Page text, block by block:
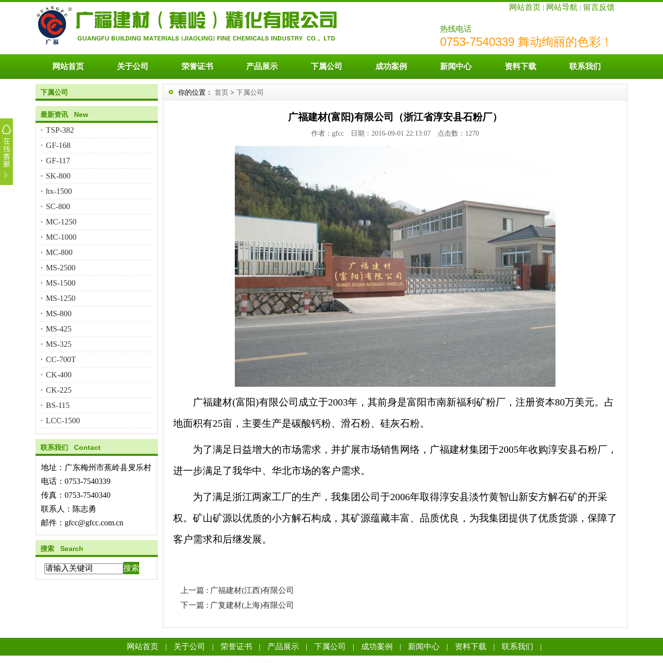
网站首页| 网站导航 | 留言反馈
热线电话
0753-7540339 舞动绚丽的色彩！
网站首页 关于公司 荣誉证书 产品展示 下属公司 成功案例 新闻中心 资料下载 联系我们
下属公司
最新资讯 New
TSP-382
GF-168
GF-117
SK-800
hx-1500
SC-800
MC-1250
MC-1000
MC-800
MS-2500
MS-1500
MS-1250
MS-800
MS-425
MS-325
CC-700T
CK-400
CK-225
BS-115
LCC-1500
联系我们 Contact
地址：广东梅州市蕉岭县叟乐村
电话：0753-7540339
传真：0753-7540340
联系人：陈志勇
邮件：gfcc@gfcc.com.cn
搜索 Search
你的位置： 首页 > 下属公司
广福建材(富阳)有限公司（浙江省淳安县石粉厂）
作者：gfcc 日期：2016-09-01 22:13:07 点击数： 1270
广福建材(富阳)有限公司成立于2003年，其前身是富阳市南新福利矿粉厂，注册资本80万美元。占
地面积有25亩，主要生产是碳酸钙粉、滑石粉、硅灰石粉。
为了满足日益增大的市场需求，并扩展市场销售网络，广福建材集团于2005年收购淳安县石粉厂，
进一步满足了我华中、华北市场的客户需求。
为了满足浙江两家工厂的生产，我集团公司于2006年取得淳安县淡竹黄智山新安方解石矿的开采
权。矿山矿源以优质的小方解石构成，其矿源蕴藏丰富、品质优良，为我集团提供了优质货源，保障了
客户需求和后继发展。
上一篇 : 广福建材(江西)有限公司
下一篇 : 广复建材(上海)有限公司
网站首页 | 关于公司 | 荣誉证书 | 产品展示 | 下属公司 | 成功案例 | 新闻中心 | 资料下载 | 联系我们 |